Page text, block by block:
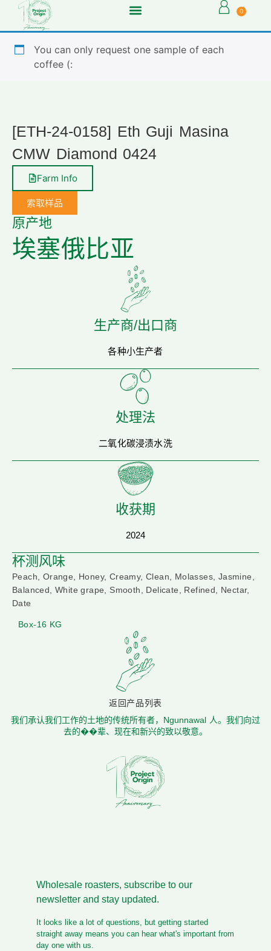
0
You can only request one sample of each
coffee (:
[ETH-24-0158] Eth Guji Masina
CMW Diamond 0424
Farm Info
索取样品
原产地
埃塞俄比亚
生产商/出口商
各种小生产者
处理法
二氧化碳浸渍水洗
收获期
2024
杯测风味
Peach, Orange, Honey, Creamy, Clean, Molasses, Jasmine,
Balanced, White grape, Smooth, Delicate, Refined, Nectar,
Date
Box-16 KG
返回产品列表
我们承认我们工作的土地的传统所有者，Ngunnawal 人。我们向过
去的��辈、现在和新兴的致以敬意。